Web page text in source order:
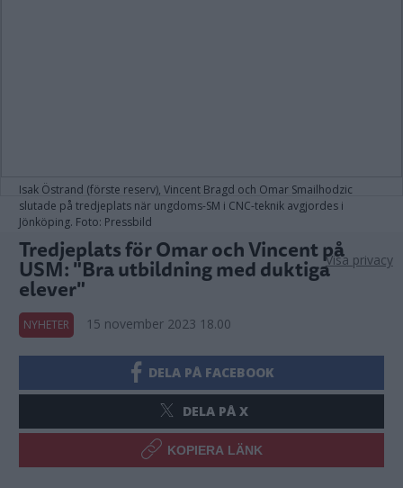
Isak Östrand (förste reserv), Vincent Bragd och Omar Smailhodzic
slutade på tredjeplats när ungdoms-SM i CNC-teknik avgjordes i
Jönköping. Foto: Pressbild
Tredjeplats för Omar och Vincent på
USM: "Bra utbildning med duktiga
elever"
NYHETER 15 november 2023 18.00
DELA PÅ FACEBOOK
DELA PÅ X
KOPIERA LÄNK
Visa privacy